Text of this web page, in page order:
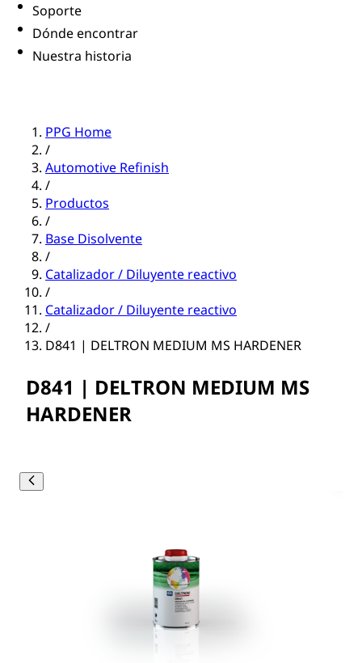
Soporte
Dónde encontrar
Nuestra historia
PPG Home
/
Automotive Refinish
/
Productos
/
Base Disolvente
/
Catalizador / Diluyente reactivo
/
Catalizador / Diluyente reactivo
/
D841 | DELTRON MEDIUM MS HARDENER
D841 | DELTRON MEDIUM MS
HARDENER